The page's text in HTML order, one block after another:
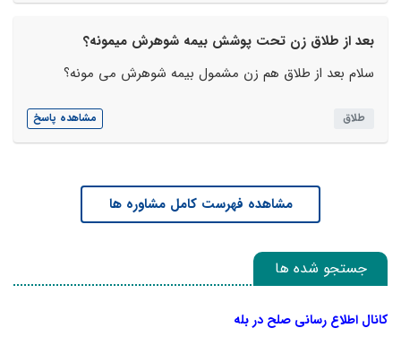
بعد از طلاق زن تحت پوشش بیمه شوهرش میمونه؟
سلام بعد از طلاق هم زن مشمول بیمه شوهرش می مونه؟
طلاق مشاهده پاسخ
مشاهده فهرست کامل مشاوره ها
جستجو شده ها
کانال اطلاع رسانی صلح در بله